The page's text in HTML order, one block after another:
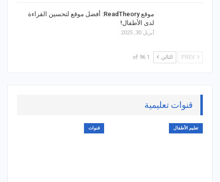
موقع ReadTheory: أفضل موقع لتحسين القراءة
لدى الأطفال!
أبريل 30, 2025
التالي 1 of 96
قنوات تعليمية
تعليم الأطفال قنوات